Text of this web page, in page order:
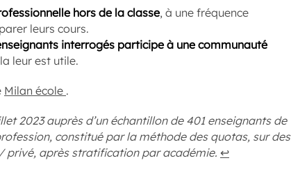
hors de la classe, à une fréquence
leurs cours.
interrogés participe à une communauté
leur est utile.
Milan école .
2023 auprès d’un échantillon de 401 enseignants de
constitué par la méthode des quotas, sur des
privé, après stratification par académie. ↩︎